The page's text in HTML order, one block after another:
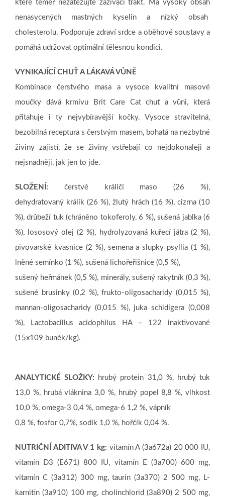
které téměř nezatěžujte zažívací trakt. Má vysoký obsah
nenasycených mastných kyselin a nízký obsah
cholesterolu. Podporuje zdraví srdce a oběhové soustavy a
pomáhá udržovat optimální tělesnou kondici.
VYNIKAJÍCÍ CHUŤ A LÁKAVÁ VŮNĚ
Kombinace čerstvého masa a vysoce kvalitní masové
moučky dává krmivu Brit Care Cat chuť a vůni, která
přitahuje i ty nejvybíravější kočky. Vysoce stravitelná,
bezobilná receptura s čerstvým masem, bohatá na nezbytné
živiny zajistí, že se živiny vstřebají co nejdokonaleji a
nejsnadněji, jak jen to jde.
SLOŽENÍ: čerstvé králičí maso (26 %),
dehydratovaný králík (26 %), žlutý hrách (16 %), cizrna (10
%), drůbeží tuk (chráněno tokoferoly, 6 %), sušená jablka (6
%), lososový olej (2 %), hydrolyzovaná kuřecí játra (2 %),
pivovarské kvasnice (2 %), semena a slupky psyllia (1 %),
lněné semínko (1 %), sušená lichořeřišnice (0,5 %),
sušený heřmánek (0,5 %), minerály, sušený rakytník (0,3 %),
sušené brusinky (0,2 %), frukto-oligosacharidy (0,015 %),
mannan-oligosacharidy (0,015 %), juka schidigera (0,008
%), Lactobacillus acidophilus HA – 122 inaktivované
(15x109 buněk/kg).
ANALYTICKÉ SLOŽKY: hrubý protein 31,0 %, hrubý tuk
13,0 %, hrubá vláknina 3,0 %, hrubý popel 8,8 %, vlhkost
10,0 %, omega-3 0,4 %, omega-6 1,2 %, vápník
0,8 %, fosfor 0,7%, sodík 1,0 %, hořčík 0,04 %.
NUTRIČNÍ ADITIVA V 1 kg: vitamín A (3a672a) 20 000 IU,
vitamín D3 (E671) 800 IU, vitamín E (3a700) 600 mg,
vitamín C (3a312) 300 mg, taurin (3a370) 2 500 mg, L-
karnitin (3a910) 100 mg, cholinchlorid (3a890) 2 500 mg,